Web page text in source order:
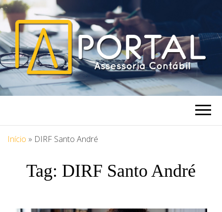
PORTAL
ASSESSORIA
Blog Portal Assessoria
Início » DIRF Santo André
Tag: DIRF Santo André